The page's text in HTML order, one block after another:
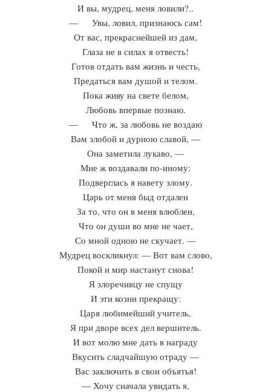
И вы, мудрец, меня ловили?..
— Увы, ловил, признаюсь сам!
От вас, прекраснейшей из дам,
Глаза не в силах я отвесть!
Готов отдать вам жизнь и честь,
Предаться вам душой и телом.
Пока живу на свете белом,
Любовь впервые познаю.
— Что ж, за любовь не воздаю
Вам злобой и дурною славой, —
Она заметила лукаво, —
Мне ж воздавали по-иному:
Подверглась я навету злому.
Царь от меня быд отдален
За то, что он в меня влюблен,
Что он души во мне не чает,
Со мной одною не скучает. —
Мудрец воскликнул: — Вот вам слово,
Покой и мир настанут снова!
Я злоречивцу не спущу
И эти козни прекращу:
Царя любимейший учитель,
Я при дворе всех дел вершитель.
И вот молю мне дать в награду
Вкусить сладчайшую отраду —
Вас заключить в свои объятья!
— Хочу сначала увидать я,